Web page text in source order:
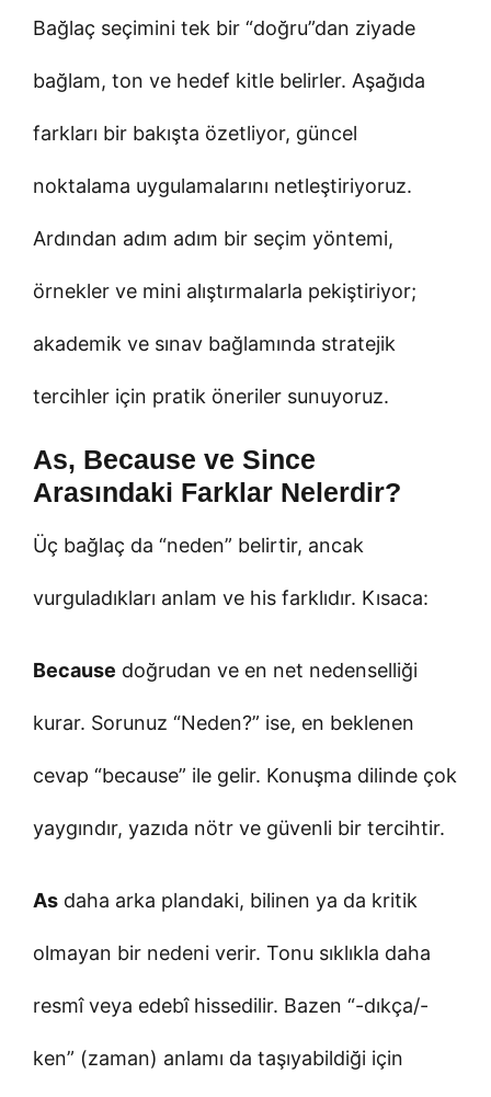
Bağlaç seçimini tek bir “doğru”dan ziyade
bağlam, ton ve hedef kitle belirler. Aşağıda
farkları bir bakışta özetliyor, güncel
noktalama uygulamalarını netleştiriyoruz.
Ardından adım adım bir seçim yöntemi,
örnekler ve mini alıştırmalarla pekiştiriyor;
akademik ve sınav bağlamında stratejik
tercihler için pratik öneriler sunuyoruz.
As, Because ve Since
Arasındaki Farklar Nelerdir?
Üç bağlaç da “neden” belirtir, ancak
vurguladıkları anlam ve his farklıdır. Kısaca:
Because doğrudan ve en net nedenselliği
kurar. Sorunuz “Neden?” ise, en beklenen
cevap “because” ile gelir. Konuşma dilinde çok
yaygındır, yazıda nötr ve güvenli bir tercihtir.
As daha arka plandaki, bilinen ya da kritik
olmayan bir nedeni verir. Tonu sıklıkla daha
resmî veya edebî hissedilir. Bazen “-dıkça/-
ken” (zaman) anlamı da taşıyabildiği için